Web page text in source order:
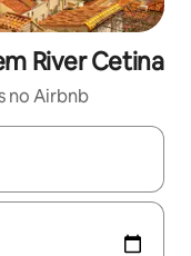
River Cetina
no Airbnb
explore-os